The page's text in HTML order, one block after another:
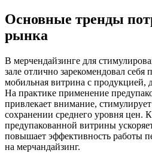
Основные тренды
рынка
В мерчендайзинге для
зале отлично зарекомендовал себя
мобильная витрина с продукцией,
На практике применение
привлекает внимание,
сохранении среднего уровня цен.
предупакованной витрины
повышает эффективность работы
на мерчандайзинг.